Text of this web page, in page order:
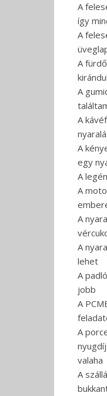
A
így
A
A
A
A
A
egy
A
A
A
A
lehet
A
jobb
A
A
valaha
A